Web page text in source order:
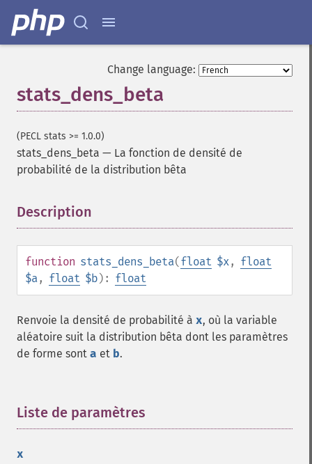
Change language:
stats_dens_beta
(PECL stats >= 1.0.0)
stats_dens_beta — La fonction de densité de
probabilité de la distribution bêta
Description
function stats_dens_beta(float $x, float
$a, float $b): float
Renvoie la densité de probabilité à x, où la variable
aléatoire suit la distribution bêta dont les paramètres
de forme sont a et b.
Liste de paramètres
x